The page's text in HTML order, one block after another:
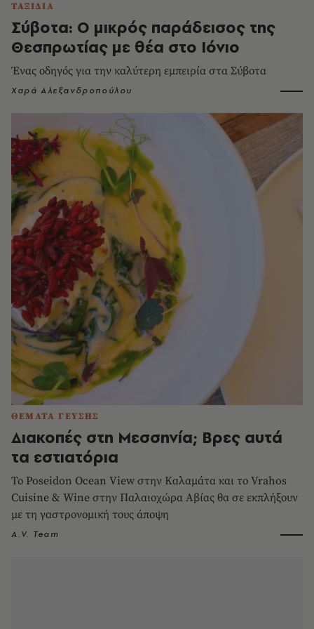
ΤΑΞΙΔΙΑ
Σύβοτα: Ο μικρός παράδεισος της
Θεσπρωτίας με θέα στο Ιόνιο
Ένας οδηγός για την καλύτερη εμπειρία στα Σύβοτα
Χαρά Αλεξανδροπούλου
ΘΕΜΑΤΑ ΓΕΥΣΗΣ
Διακοπές στη Μεσσηνία; Βρες αυτά
τα εστιατόρια
Το Poseidon Ocean View στην Καλαμάτα και το Vrahos
Cuisine & Wine στην Παλαιοχώρα Αβίας θα σε εκπλήξουν
με τη γαστρονομική τους άποψη
A.V. Team